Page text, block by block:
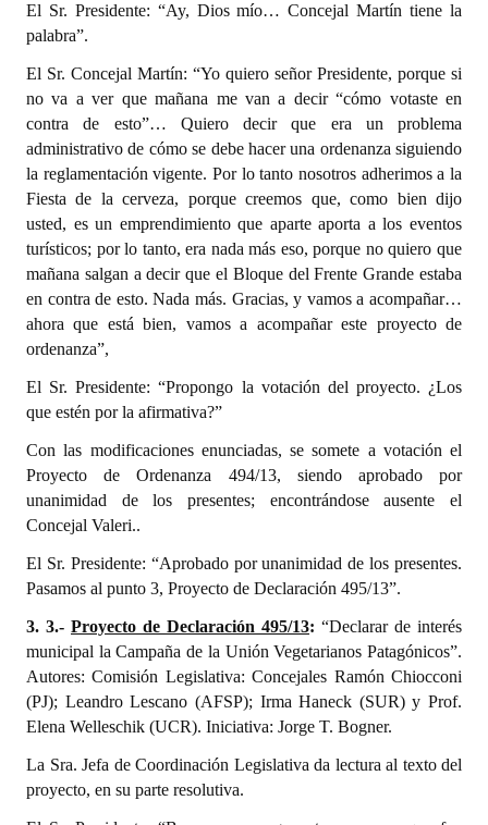
El Sr. Presidente: “Ay, Dios mío… Concejal Martín tiene la
palabra”.
El Sr. Concejal Martín: “Yo quiero señor Presidente, porque si
no va a ver que mañana me van a decir “cómo votaste en
contra de esto”… Quiero decir que era un problema
administrativo de cómo se debe hacer una ordenanza siguiendo
la reglamentación vigente. Por lo tanto nosotros adherimos a la
Fiesta de la cerveza, porque creemos que, como bien dijo
usted, es un emprendimiento que aparte aporta a los eventos
turísticos; por lo tanto, era nada más eso, porque no quiero que
mañana salgan a decir que el Bloque del Frente Grande estaba
en contra de esto. Nada más. Gracias, y vamos a acompañar…
ahora que está bien, vamos a acompañar este proyecto de
ordenanza”,
El Sr. Presidente: “Propongo la votación del proyecto. ¿Los
que estén por la afirmativa?”
Con las modificaciones enunciadas, se somete a votación el
Proyecto de Ordenanza 494/13, siendo aprobado por
unanimidad de los presentes; encontrándose ausente el
Concejal Valeri..
El Sr. Presidente: “Aprobado por unanimidad de los presentes.
Pasamos al punto 3, Proyecto de Declaración 495/13”.
3. 3.- Proyecto de Declaración 495/13: “Declarar de interés
municipal la Campaña de la Unión Vegetarianos Patagónicos”.
Autores: Comisión Legislativa: Concejales Ramón Chiocconi
(PJ); Leandro Lescano (AFSP); Irma Haneck (SUR) y Prof.
Elena Welleschik (UCR). Iniciativa: Jorge T. Bogner.
La Sra. Jefa de Coordinación Legislativa da lectura al texto del
proyecto, en su parte resolutiva.